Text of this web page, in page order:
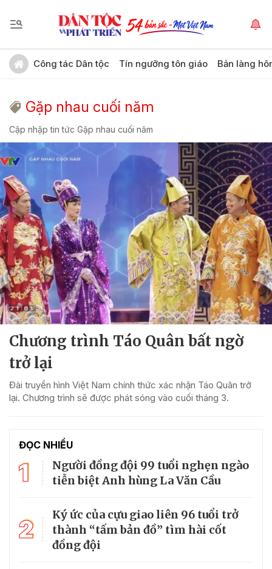
Công tác Dân tộc Tín ngưỡng tôn giáo Bản làng
Gặp nhau cuối năm
Cập nhập tin tức Gặp nhau cuối năm
Chương trình Táo Quân bất ngờ
trở lại
Đài truyền hình Việt Nam chính thức xác nhận Táo Quân trở
lại. Chương trình sẽ được phát sóng vào cuối tháng 3.
ĐỌC NHIỀU
1
Người đồng đội 99 tuổi nghẹn ngào
tiễn biệt Anh hùng La Văn Cầu
2
Ký ức của cựu giao liên 96 tuổi trở
thành “tấm bản đồ” tìm hài cốt
đồng đội